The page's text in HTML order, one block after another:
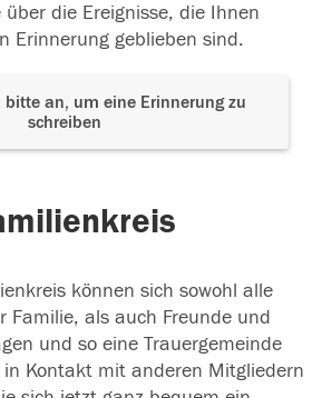
über die Ereignisse, die Ihnen
Erinnerung geblieben sind.
bitte an, um eine Erinnerung zu
schreiben
können sich sowohl alle
Familie, als auch Freunde und
und so eine Trauergemeinde
in Kontakt mit anderen Mitgliedern